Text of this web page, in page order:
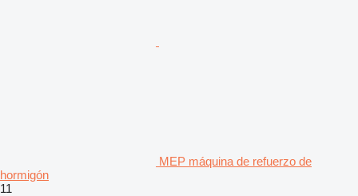
MEP máquina de refuerzo de
hormigón
11